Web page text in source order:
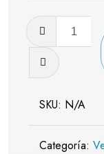
1120
SKU: N/A
Categoría: